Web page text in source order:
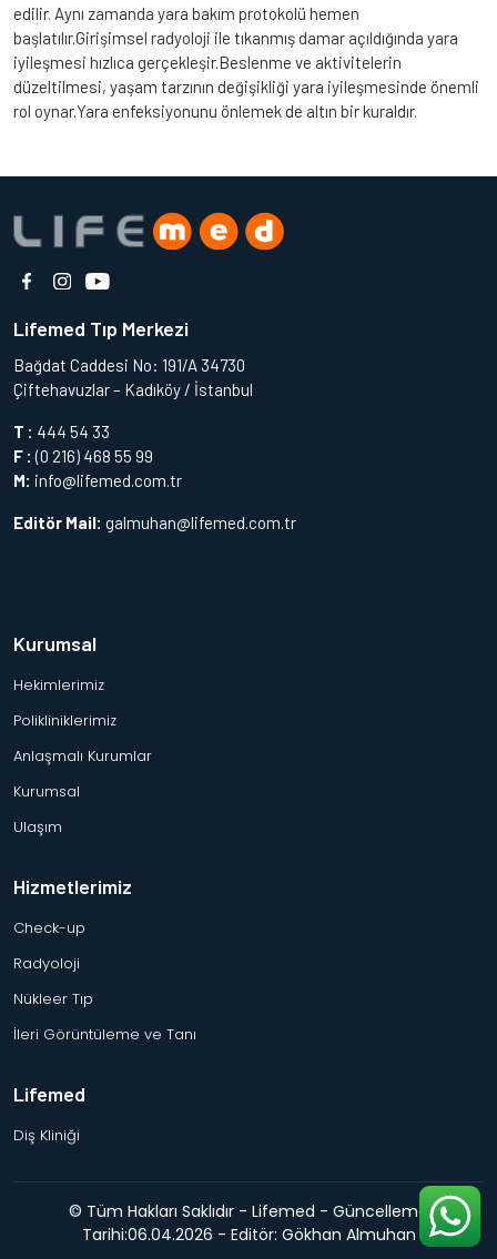
edilir. Aynı zamanda yara bakım protokolü hemen
başlatılır.Girişimsel radyoloji ile tıkanmış damar açıldığında yara
iyileşmesi hızlıca gerçekleşir.Beslenme ve aktivitelerin
düzeltilmesi, yaşam tarzının değişikliği yara iyileşmesinde önemli
rol oynar.Yara enfeksiyonunu önlemek de altın bir kuraldır.
Lifemed Tıp Merkezi
Bağdat Caddesi No: 191/A 34730
Çiftehavuzlar – Kadıköy / İstanbul
T : 444 54 33
F : (0 216) 468 55 99
M: info@lifemed.com.tr
Editör Mail: galmuhan@lifemed.com.tr
Kurumsal
Hekimlerimiz
Polikliniklerimiz
Anlaşmalı Kurumlar
Kurumsal
Ulaşım
Hizmetlerimiz
Check-up
Radyoloji
Nükleer Tıp
İleri Görüntüleme ve Tanı
Lifemed
Diş Kliniği
© Tüm Hakları Saklıdır - Lifemed - Güncelleme
Tarihi:06.04.2026 - Editör: Gökhan Almuhan